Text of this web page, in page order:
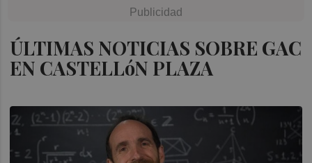
ÚLTIMAS NOTICIAS SOBRE GAC
EN CASTELLóN PLAZA